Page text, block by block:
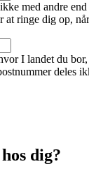
med andre
at ringe dig op,
I landet du
deles
dig?